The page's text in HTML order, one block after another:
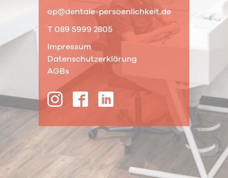
op@dentale-persoenlichkeit.de
T 089 5999 2805
Impressum
Datenschutzerklärung
AGBs